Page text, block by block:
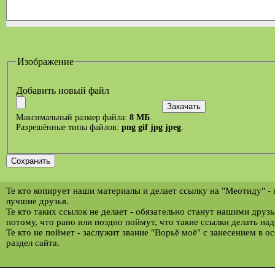
Изображение
Добавить новый файл
Максимальный размер файла: 8 МБ.
Разрешённые типы файлов: png gif jpg jpeg.
Те кто копирует наши материалы и делает ссылку на "Меотиду" -
лучшие друзья.
Те кто таких ссылок не делает - обязательно станут нашими
потому, что рано или поздно поймут, что такие ссылки делать
Те кто не поймет - заслужит звание "Ворьё моё" с занесением в
раздел сайта.